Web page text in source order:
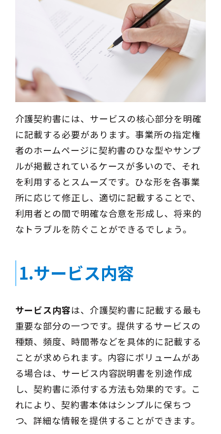
介護契約書には、サービスの核心部分を明確
に記載する必要があります。事業所の指定権
者のホームページに契約書のひな型やサンプ
ルが掲載されているケースが多いので、それ
を利用するとスムーズです。ひな形を各事業
所に応じて修正し、適切に記載することで、
利用者との間で明確な合意を形成し、将来的
なトラブルを防ぐことができるでしょう。
1.サービス内容
サービス内容は、介護契約書に記載する最も
重要な部分の一つです。提供するサービスの
種類、頻度、時間帯などを具体的に記載する
ことが求められます。内容にボリュームがあ
る場合は、サービス内容説明書を別途作成
し、契約書に添付する方法も効果的です。こ
れにより、契約書本体はシンプルに保ちつ
つ、詳細な情報を提供することができます。